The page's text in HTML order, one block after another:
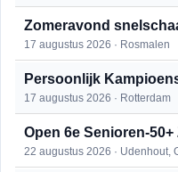
Zomeravond
17 augustus 2026 · Rosmalen
Persoonlijk
17 augustus 2026 · Rotterdam
Open 6e Senioren-
22 augustus 2026 · Udenhout,